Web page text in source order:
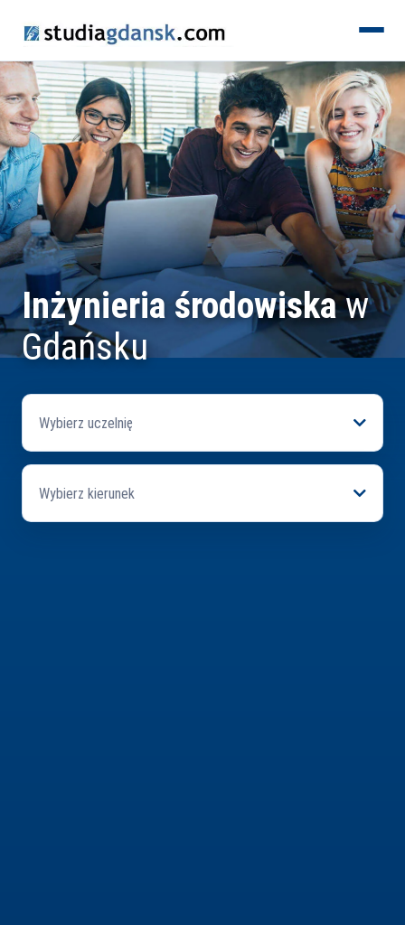
KIERUNKI
Inżynieria środowiskaw
Gdańsku
Wybierz uczelnię
Wybierz kierunek